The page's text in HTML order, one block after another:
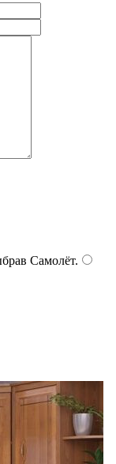
Самолёт.